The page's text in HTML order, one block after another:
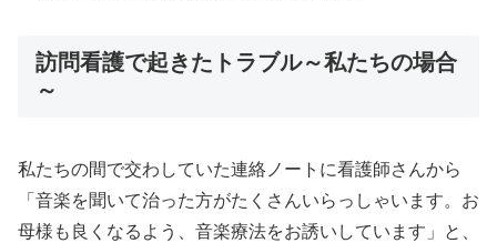
訪問看護で起きたトラブル～私たちの場合
～
私たちの間で交わしていた連絡ノートに看護師さんから
「音楽を聞いて治った方がたくさんいらっしゃいます。お
母様も良くなるよう、音楽療法をお誘いしています」と、